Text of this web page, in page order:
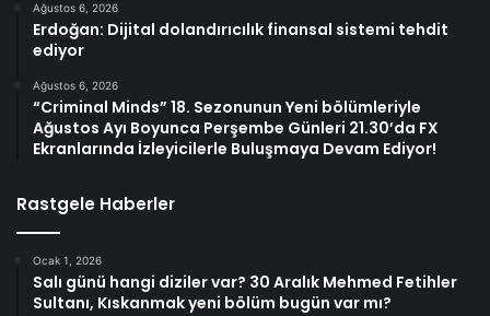
Ağustos 6, 2026
Erdoğan: Dijital dolandırıcılık finansal sistemi tehdit
ediyor
Ağustos 6, 2026
“Criminal Minds” 18. Sezonunun Yeni bölümleriyle
Ağustos Ayı Boyunca Perşembe Günleri 21.30’da FX
Ekranlarında İzleyicilerle Buluşmaya Devam Ediyor!
Rastgele Haberler
Ocak 1, 2026
Salı günü hangi diziler var? 30 Aralık Mehmed Fetihler
Sultanı, Kıskanmak yeni bölüm bugün var mı?